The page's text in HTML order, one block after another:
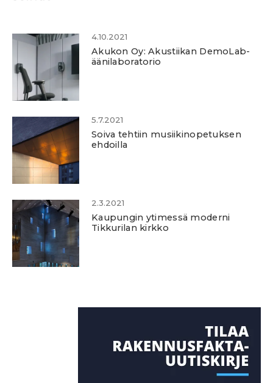
4.10.2021
Akukon Oy: Akustiikan DemoLab-
äänilaboratorio
5.7.2021
Soiva tehtiin musiikinopetuksen
ehdoilla
2.3.2021
Kaupungin ytimessä moderni
Tikkurilan kirkko